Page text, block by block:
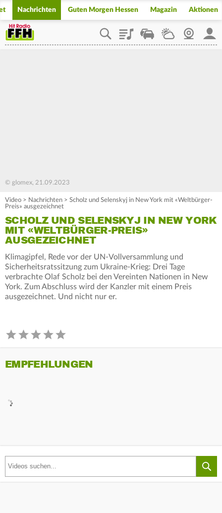
Nachrichten Guten Morgen Hessen Magazin Aktionen
PlaylistStaupilotWetterWebcam
© glomex, 21.09.2023
Video > Nachrichten > Scholz und Selenskyj in New York mit «Weltbürger-
Preis» ausgezeichnet
SCHOLZ UND SELENSKYJ IN NEW YORK
MIT «WELTBÜRGER-PREIS»
AUSGEZEICHNET
Klimagipfel, Rede vor der UN-Vollversammlung und
Sicherheitsratssitzung zum Ukraine-Krieg: Drei Tage
verbrachte Olaf Scholz bei den Vereinten Nationen in New
York. Zum Abschluss wird der Kanzler mit einem Preis
ausgezeichnet. Und nicht nur er.
EMPFEHLUNGEN